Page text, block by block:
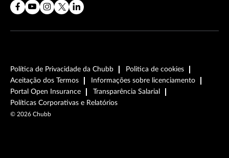
Política de Privacidade da Chubb
Politica de cookies
Aceitação dos Termos
Informações sobre licenciamento
Portal Open Insurance
Transparência Salarial
Políticas Corporativas e Relatórios
© 2026 Chubb